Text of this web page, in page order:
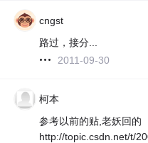
cngst
路过，接分...
2011-09-30
柯本
参考以前的贴,老妖回的
http://topic.csdn.net/t/